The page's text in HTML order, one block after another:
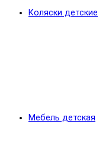
Коляски детские
Мебель детская